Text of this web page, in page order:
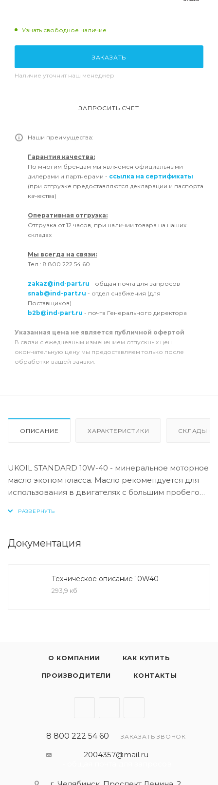
Узнать свободное наличие
ЗАКАЗАТЬ
Наличие уточнит наш менеджер
ЗАПРОСИТЬ СЧЕТ
Наши преимущества:
Гарантия качества:
По многим брендам мы являемся официальными
дилерами и партнерами - ссылка на сертификаты
(при отгрузке предоставляются декларации и паспорта
качества)
Оперативная отгрузка:
Отгрузка от 12 часов, при наличии товара на наших
складах
Мы всегда на связи:
Тел.: 8 800 222 54 60
zakaz@ind-part.ru - общая почта для запросов
snab@ind-part.ru - отдел снабжения (для
Поставщиков)
b2b@ind-part.ru - почта Генерального директора
Указанная цена не является публичной офертой
В связи с ежедневным изменением отпускных цен
окончательную цену мы предоставляем только после
обработки вашей заявки.
ОПИСАНИЕ ХАРАКТЕРИСТИКИ СКЛАДЫ
UKOIL STANDARD 10W-40 - минеральное моторное
масло эконом класса. Масло рекомендуется для
использования в двигателях с большим пробегом,
LUKOIL STANDARD 10W-40 применяется в
транспорта.
Документация
Техническое описание 10W40
293,9 кб
О КОМПАНИИ КАК КУПИТЬ
ПРОИЗВОДИТЕЛИ КОНТАКТЫ
8 800 222 54 60 ЗАКАЗАТЬ ЗВОНОК
2004357@mail.ru